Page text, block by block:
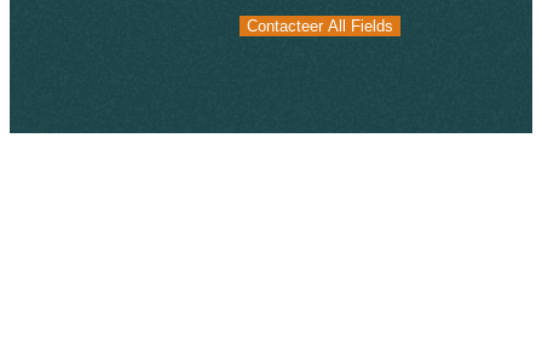
Contacteer All Fields
Contacteer All Fields